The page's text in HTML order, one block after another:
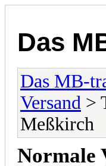
Das
Das MB-
Versand >
Meßkirch
Normale